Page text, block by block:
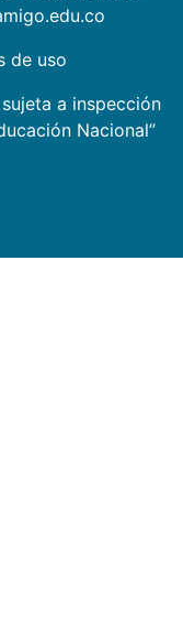
de uso
a inspección
Nacional”